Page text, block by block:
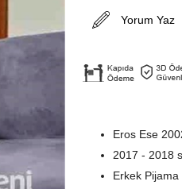
Yorum Yaz
Eros Ese
2017 - 2018
Erkek Pijama